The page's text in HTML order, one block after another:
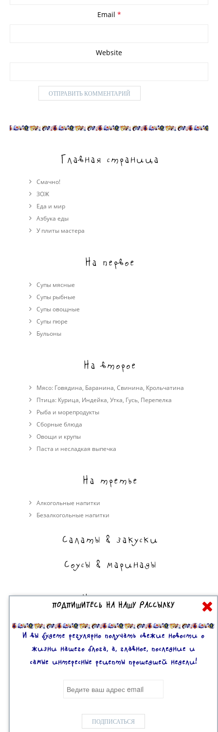
Email *
Website
Главная страница
Смачно!
ЗОЖ
Еда и мир
Азбука еды
У плиты мастера
На первое
Супы мясные
Супы рыбные
Супы овощные
Cупы пюре
Бульоны
На второе
Мясо: Говядина, Баранина, Свинина, Крольчатина
Птица: Курица, Индейка, Утка, Гусь, Перепелка
Рыба и морепродукты
Сборные блюда
Овощи и крупы
Паста и несладкая выпечка
На третье
Алкогольные напитки
Безалкогольные напитки
Салаты & закуски
Соусы & маринады
На сладкое
Торты, пирожные, выпечка
Десерты
Mobile version:Enabled
ПОДПИШИТЕСЬ НА НАШУ РАССЫЛКУ
И вы будете регулярно получать свежие новости о
жизни нашего блога, а, главное, последние и
самые интересные рецепты прошедшей недели!